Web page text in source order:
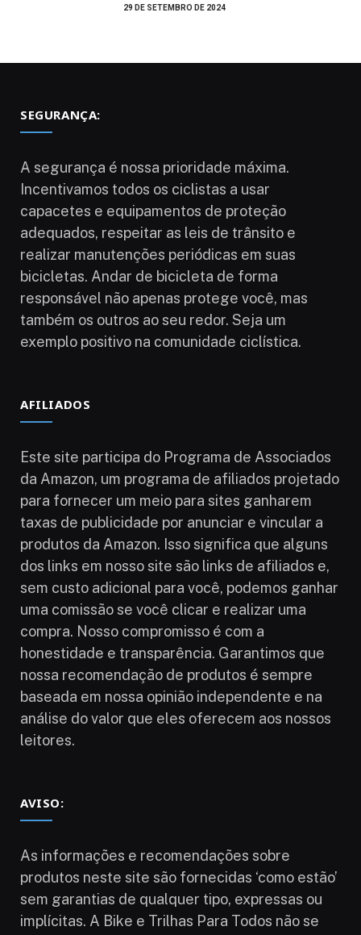
29 DE SETEMBRO DE 2024
SEGURANÇA:
A segurança é nossa prioridade máxima.
Incentivamos todos os ciclistas a usar
capacetes e equipamentos de proteção
adequados, respeitar as leis de trânsito e
realizar manutenções periódicas em suas
bicicletas. Andar de bicicleta de forma
responsável não apenas protege você, mas
também os outros ao seu redor. Seja um
exemplo positivo na comunidade ciclística.
AFILIADOS
Este site participa do Programa de Associados
da Amazon, um programa de afiliados projetado
para fornecer um meio para sites ganharem
taxas de publicidade por anunciar e vincular a
produtos da Amazon. Isso significa que alguns
dos links em nosso site são links de afiliados e,
sem custo adicional para você, podemos ganhar
uma comissão se você clicar e realizar uma
compra. Nosso compromisso é com a
honestidade e transparência. Garantimos que
nossa recomendação de produtos é sempre
baseada em nossa opinião independente e na
análise do valor que eles oferecem aos nossos
leitores.
AVISO:
As informações e recomendações sobre
produtos neste site são fornecidas ‘como estão’
sem garantias de qualquer tipo, expressas ou
implícitas. A Bike e Trilhas Para Todos não se